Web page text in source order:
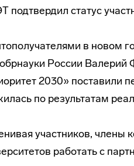
подтвердил статус
в новом
России Валерий
2030» поставили
по результатам
участников, члены
работать с